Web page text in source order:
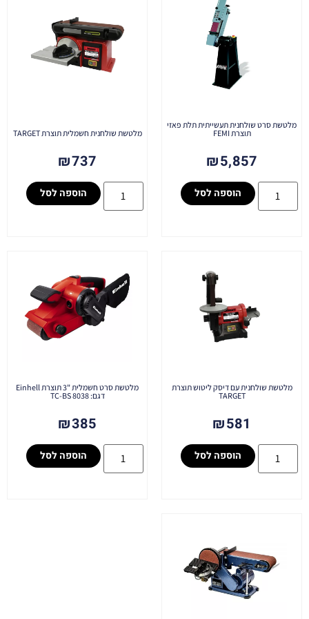
מלטשת סרט שולחנית תעשייתית תלת פאזי
תוצרת FEMI
₪5,857
הוספה לסל
מלטשת שולחנית חשמלית תוצרת TARGET
₪737
הוספה לסל
מלטשת שולחנית עם דיסק ליטוש תוצרת
TARGET
₪581
הוספה לסל
מלטשת סרט חשמלית "3 תוצרת Einhell
דגם: TC-BS 8038
₪385
הוספה לסל